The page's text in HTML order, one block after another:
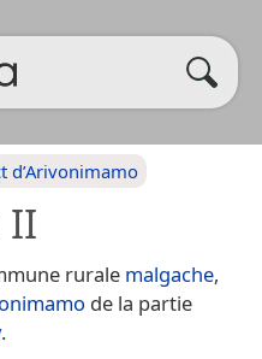
d’Arivonimamo
II
rurale malgache,
de la partie
.